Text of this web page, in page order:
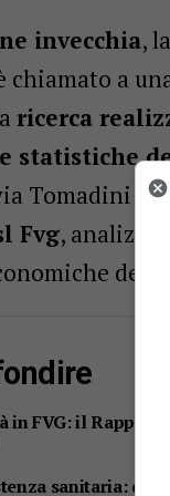
invecchia,
chiamato a
ricerca
statistiche
Tomadini
Fvg, analizza
in FVG: il
sanitaria: da